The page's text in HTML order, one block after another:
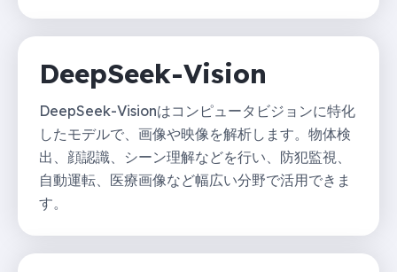
DeepSeek-Vision
DeepSeek-Visionはコンピュータビジョンに特化
したモデルで、画像や映像を解析します。物体検
出、顔認識、シーン理解などを行い、防犯監視、
自動運転、医療画像など幅広い分野で活用できま
す。